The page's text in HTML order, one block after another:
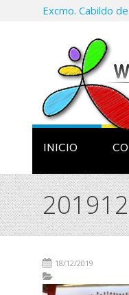
Excmo. Cabildo
INICIO
18/12/2019